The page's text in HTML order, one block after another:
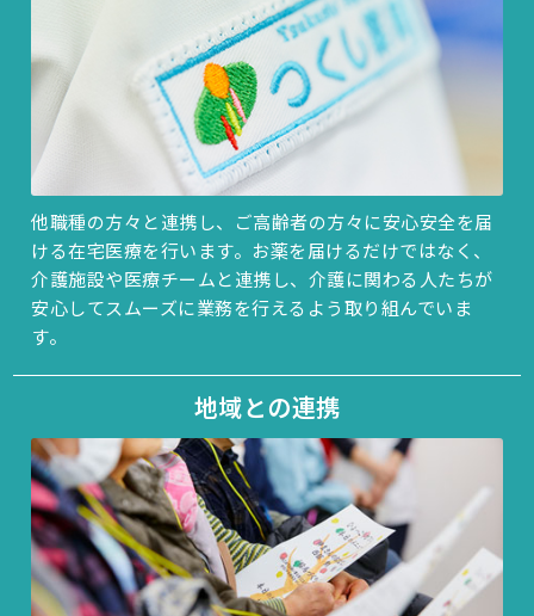
他職種の方々と連携し、ご高齢者の方々に安心安全を届
ける在宅医療を行います。お薬を届けるだけではなく、
介護施設や医療チームと連携し、介護に関わる人たちが
安心してスムーズに業務を行えるよう取り組んでいま
す。
地域との連携